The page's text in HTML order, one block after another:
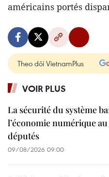
américains portés
Theo dõi VietnamPlus
VOIR PLUS
La sécurité du système
l’économie numérique
députés
09/08/2026 09:00